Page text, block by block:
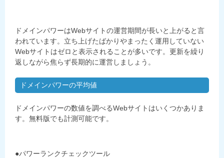
ドメインパワーはWebサイトの運営期間が長いと上がると言
われています。立ち上げたばかりやまったく運用していない
Webサイトはゼロと表示されることが多いです。更新を繰り
返しながら焦らず長期的に運営しましょう。
ドメインパワーの平均値
ドメインパワーの数値を調べるWebサイトはいくつかありま
す。無料版でも計測可能です。
●パワーランクチェックツール